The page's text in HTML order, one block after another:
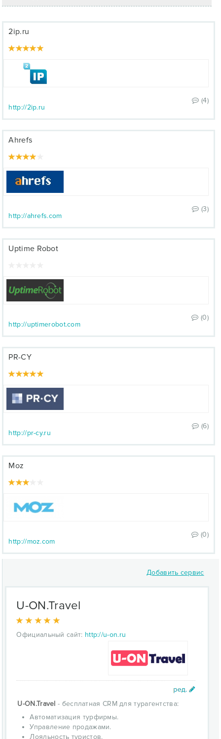
2ip.ru
(4)
http://2ip.ru
Ahrefs
(3)
http://ahrefs.com
Uptime Robot
(0)
http://uptimerobot.com
PR-CY
(6)
http://pr-cy.ru
Moz
(0)
http://moz.com
Добавить сервис
U-ON.Travel
Официальный сайт: http://u-on.ru
U-ON.Travel - бесплатная CRM для турагентства:
Автоматизация турфирмы.
Управление продажами.
Лояльность туристов.